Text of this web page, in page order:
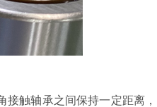
触轴承之间保持一定距离，